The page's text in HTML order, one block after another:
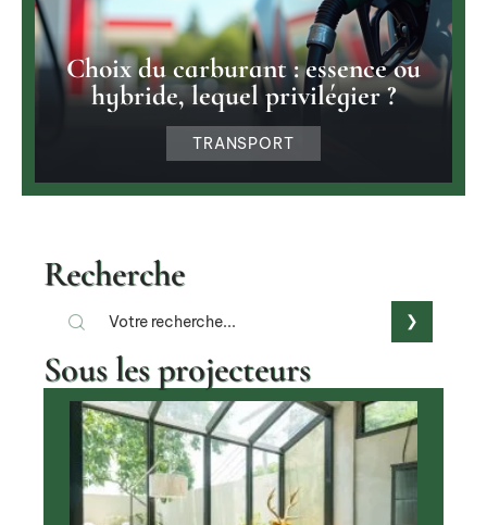
Choix du carburant : essence ou
hybride, lequel privilégier ?
TRANSPORT
Recherche
Sous les projecteurs